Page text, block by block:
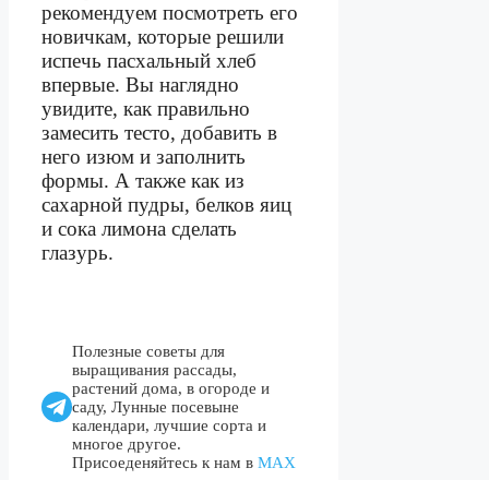
рекомендуем посмотреть его
новичкам, которые решили
испечь пасхальный хлеб
впервые. Вы наглядно
увидите, как правильно
замесить тесто, добавить в
него изюм и заполнить
формы. А также как из
сахарной пудры, белков яиц
и сока лимона сделать
глазурь.
Полезные советы для
выращивания рассады,
растений дома, в огороде и
саду, Лунные посевыне
календари, лучшие сорта и
многое другое.
Присоеденяйтесь к нам в МАХ